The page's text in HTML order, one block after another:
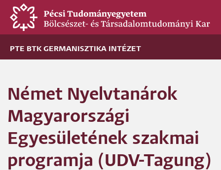
Ugrás
tartalomra
PTE BTK GERMANISZTIKA INTÉZET
Német Nyelvtanárok
Magyarországi
Egyesületének szakmai
programja (UDV-Tagung)